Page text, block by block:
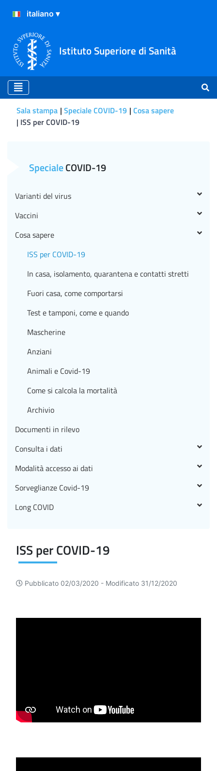
Istituto Superiore di Sanità
Sala stampa Speciale COVID-19 Cosa sapere
ISS per COVID-19
ISS per COVID-19
Pubblicato 02/03/2020 - Modificato 31/12/2020
SpecialeCOVID-19
Varianti del virus
Vaccini
Cosa sapere
ISS per COVID-19
In casa, isolamento, quarantena e contatti stretti
Fuori casa, come comportarsi
Test e tamponi, come e quando
Mascherine
Anziani
Animali e Covid-19
Come si calcola la mortalità
Archivio
Documenti in rilevo
Consulta i dati
Modalità accesso ai dati
Sorveglianze Covid-19
Long COVID